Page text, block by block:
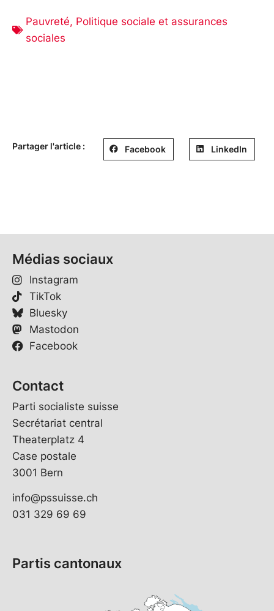
Pauvreté, Politique sociale et assurances
sociales
Partager l'article : Facebook LinkedIn
Médias sociaux
Instagram
TikTok
Bluesky
Mastodon
Facebook
Contact
Parti socialiste suisse
Secrétariat central
Theaterplatz 4
Case postale
3001 Bern
info@pssuisse.ch
031 329 69 69
Partis cantonaux